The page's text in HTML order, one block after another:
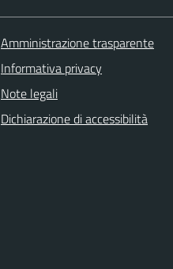
Amministrazione trasparente
Informativa privacy
Note legali
Dichiarazione di accessibilità